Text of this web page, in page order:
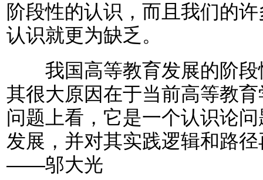
阶段性的认识，而且我们的
认识就更为缺乏。
我国高等教育发展的阶段
其很大原因在于当前高等教
问题上看，它是一个认识论
发展，并对其实践逻辑和路
——邬大光